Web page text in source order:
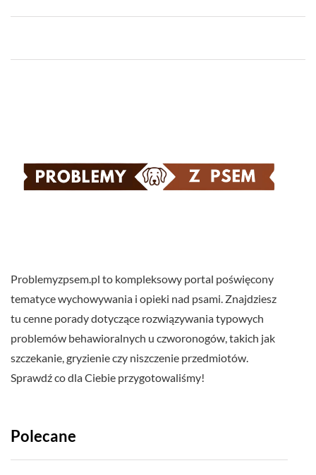
Problemyzpsem.pl to kompleksowy portal poświęcony
tematyce wychowywania i opieki nad psami. Znajdziesz
tu cenne porady dotyczące rozwiązywania typowych
problemów behawioralnych u czworonogów, takich jak
szczekanie, gryzienie czy niszczenie przedmiotów.
Sprawdź co dla Ciebie przygotowaliśmy!
Polecane